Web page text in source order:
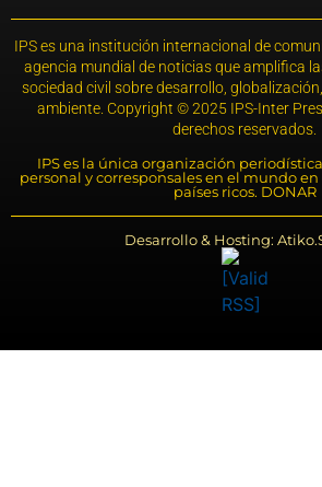
IPS es una institución internacional de
agencia mundial de noticias que amplifica
sociedad civil sobre desarrollo,
ambiente. Copyright © 2025 IPS-Inter
derechos reservados.
IPS es la única organización
personal y corresponsales en el mundo
países ricos. DONAR
Desarrollo & Hosting: